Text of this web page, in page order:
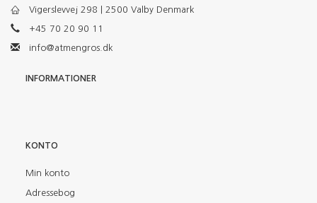
Vigerslevvej 298 | 2500 Valby Denmark
+45 70 20 90 11
info@atmengros.dk
INFORMATIONER
KONTO
Min konto
Adressebog